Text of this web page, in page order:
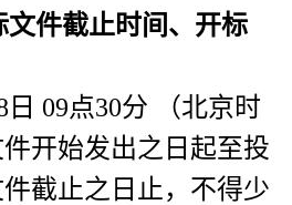
文件截止时间、开标
日 09点30分 （北京时
开始发出之日起至投
截止之日止，不得少